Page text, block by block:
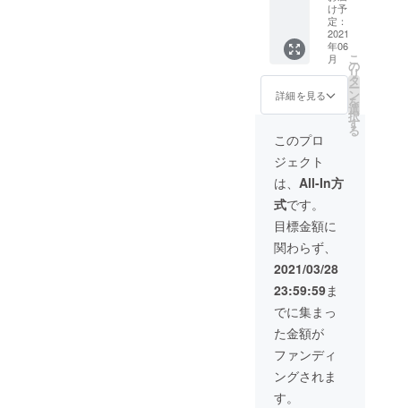
Sプロ
ジェク
トの最
新情報
や活動
スを
Facebo
ループ
で発信
中です
ので、
ぜひご
参加く
ださ
い！
https://
www.fa
cebook.
com/gr
oups/28
538583
615692
85/?
ref=sha
re
あたり
約70g
②【お
礼メー
つ、感
謝の気
込めて
お礼
メール
をお送
りさせ
て頂き
ます。
▼OITA
PICKLE
Sプロ
ジェク
トの最
新情報
や活動
プロセ
スを
Facebo
okグ
後高田
市で栽
培して
いま
す。こ
薬・無
肥料で
れた野
菜は全
体流通
量のわ
0.1%し
かない
とも言
われ、
大変希
少なお
野菜で
す。
OITA
PICKLE
Sで使う
お野菜
は主に
で、ど
んな野
菜のピ
クルス
が届く
かは、
届いて
みで
大根、
人参、
チャ、
キャベ
ツなど
を予定
してい
が、変
更にな
性があ
りま
内容は
出発し
たこ
と、林
自身の
これま
でのこ
とな
お話し
※オンラ
インの
ミー
ティン
グは
ZOOM
を使
用。 ※
での
ミー
ティン
グは大
分県内
限定。
※オンラ
プを企
画でき
るチ
ケッ
ト】 大
分県産
のこだ
わり野
使っ
て、オ
リジナ
ルのピ
クルス
を作り
ません
か？ 当
日は
「色々
な種類
のお野
菜」と
「野菜
の型抜
き」も
ご準備
します
け予
定：
2021
年06
月
詳細を見る
こ
の
リ
タ
ー
ン
を
選
択
す
る
このプロ
ジェクト
は、 All-In方
式です。
目標金額に
関わらず、
2021/03/28
23:59:59ま
でに集まっ
た金額が
ファンディ
ングされま
す。